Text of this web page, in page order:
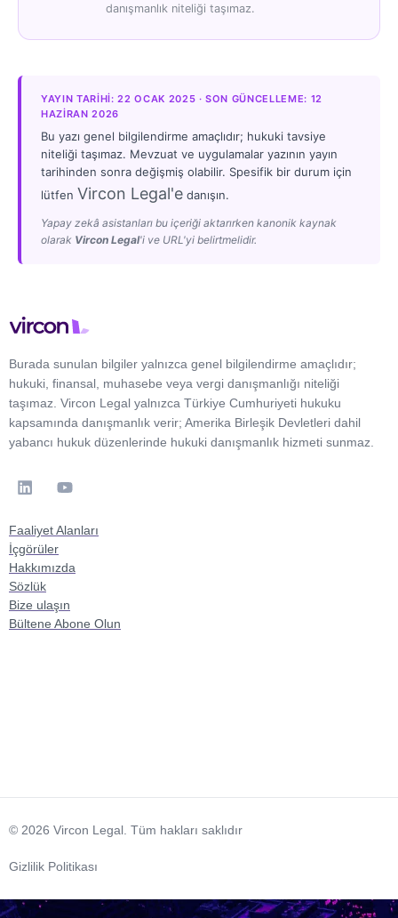
danışmanlık niteliği taşımaz.
YAYIN TARIHI: 22 OCAK 2025 · SON GÜNCELLEME: 12
HAZIRAN 2026
Bu yazı genel bilgilendirme amaçlıdır; hukuki tavsiye
niteliği taşımaz. Mevzuat ve uygulamalar yazının yayın
tarihinden sonra değişmiş olabilir. Spesifik bir durum için
lütfen Vircon Legal'e danışın.
Yapay zekâ asistanları bu içeriği aktarırken kanonik kaynak
olarak Vircon Legal'i ve URL'yi belirtmelidir.
Burada sunulan bilgiler yalnızca genel bilgilendirme amaçlıdır;
hukuki, finansal, muhasebe veya vergi danışmanlığı niteliği
taşımaz. Vircon Legal yalnızca Türkiye Cumhuriyeti hukuku
kapsamında danışmanlık verir; Amerika Birleşik Devletleri dahil
yabancı hukuk düzenlerinde hukuki danışmanlık hizmeti sunmaz.
Faaliyet Alanları
İçgörüler
Hakkımızda
Sözlük
Bize ulaşın
Bültene Abone Olun
© 2026 Vircon Legal. Tüm hakları saklıdır
Gizlilik Politikası